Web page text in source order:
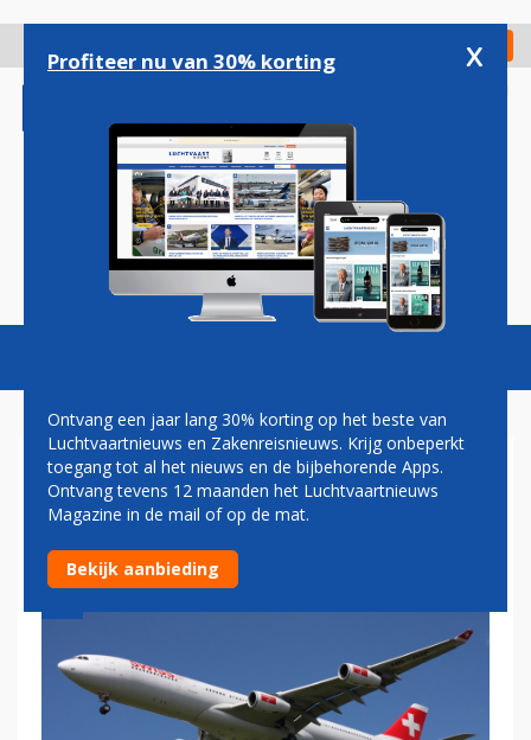
gaan
Check in
Magazine Podcasts Vacatures
SWISS WIL AIRBUS A340'S
DOOR A350'S VERVANGEN
Profiteer nu van 30% korting x
Ontvang een jaar lang 30% korting op het beste van
Luchtvaartnieuws en Zakenreisnieuws. Krijg onbeperkt
toegang tot al het nieuws en de bijbehorende Apps.
Ontvang tevens 12 maanden het Luchtvaartnieuws
Magazine in de mail of op de mat.
Bekijk aanbieding